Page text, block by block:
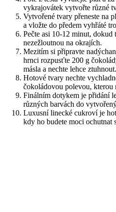
vykrajovátek vytvořte různé
Vytvořené tvary přeneste na
a vložte do předem vyhřáté
Pečte asi 10-12 minut, dokud
nezežloutnou na okrajích.
Mezitím si připravte
hrnci rozpusťte 200 g
másla a nechte lehce ztuhnout.
Hotové tvary nechte
čokoládovou polevou, kterou
Finálním dotykem je přidání
různých barvách do
Luxusní linecké cukroví je
kdy ho budete moci ochutnat